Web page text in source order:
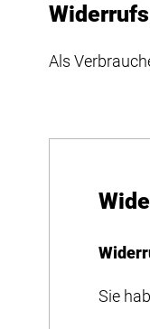
Als
Sie